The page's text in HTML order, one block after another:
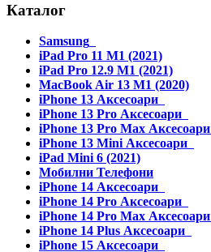
Каталог
Samsung
iPad Pro 11 M1 (2021)
iPad Pro 12.9 M1 (2021)
MacBook Air 13 M1 (2020)
iPhone 13 Аксесоари
iPhone 13 Pro Аксесоари
iPhone 13 Pro Max Аксесоари
iPhone 13 Mini Аксесоари
iPad Mini 6 (2021)
Мобилни Телефони
iPhone 14 Аксесоари
iPhone 14 Pro Аксесоари
iPhone 14 Pro Max Аксесоари
iPhone 14 Plus Аксесоари
iPhone 15 Аксесоари